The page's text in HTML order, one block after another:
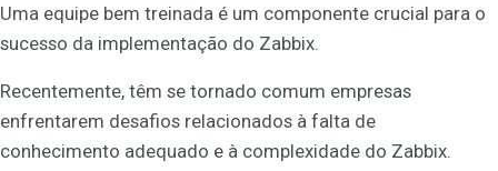
Uma equipe bem treinada é um componente crucial para o
sucesso da implementação do Zabbix.
Recentemente, têm se tornado comum empresas
enfrentarem desafios relacionados à falta de
conhecimento adequado e à complexidade do Zabbix.